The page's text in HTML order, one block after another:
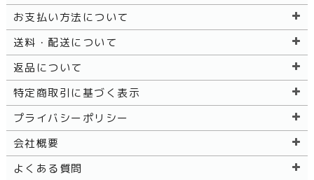
お支払い方法について
送料・配送について
返品について
特定商取引に基づく表示
プライバシーポリシー
会社概要
よくある質問